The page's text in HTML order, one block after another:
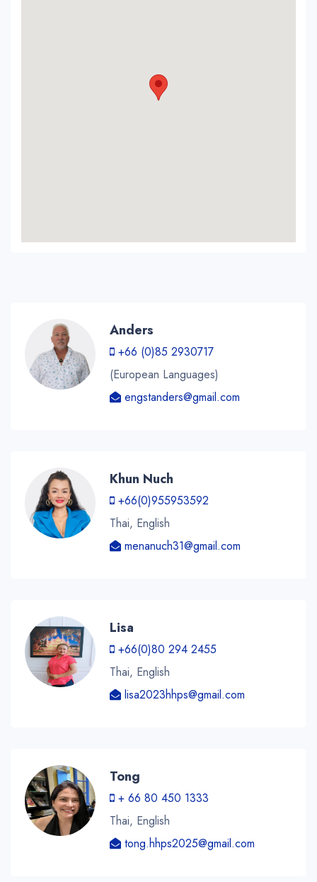
Anders
+66 (0)85 2930717
(European Languages)
engstanders@gmail.com
Khun Nuch
+66(0)955953592
Thai, English
menanuch31@gmail.com
Lisa
+66(0)80 294 2455
Thai, English
lisa2023hhps@gmail.com
Tong
+ 66 80 450 1333
Thai, English
tong.hhps2025@gmail.com